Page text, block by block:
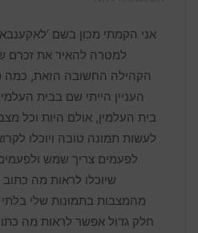
אני הקמתי מכון בשם
למטרה להאיר את זכרם
הקהילה החשובה הזאת, כמה
העניין הייתי שם בבית
בית העלמין, אולם היות וכל
לעשות תמונה טובה ויוכלו
לפעמים צריך שמש
שיוכלו לראות מה
מהמצבות בתמונות שלי
חלק גדול אפשר לראות מה